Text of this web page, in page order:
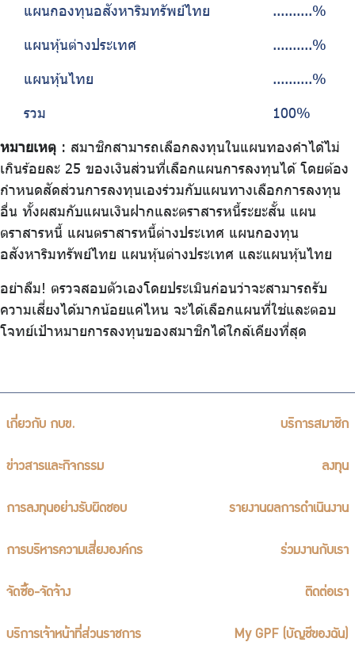
แผนกองทุนอสังหาริมทรัพย์ไทย
แผนหุ้นต่างประเทศ
แผนหุ้นไทย
รวม
..........%
..........%
..........%
100%
หมายเหตุ : สมาชิกสามารถเลือกลงทุนในแผนทองคำได้ไม่
เกินร้อยละ 25 ของเงินส่วนที่เลือกแผนการลงทุนได้ โดยต้อง
กำหนดสัดส่วนการลงทุนเองร่วมกับแผนทางเลือกการลงทุน
อื่น ทั้งผสมกับแผนเงินฝากและตราสารหนี้ระยะสั้น แผน
ตราสารหนี้ แผนตราสารหนี้ต่างประเทศ แผนกองทุน
อสังหาริมทรัพย์ไทย แผนหุ้นต่างประเทศ และแผนหุ้นไทย
อย่าลืม! ตรวจสอบตัวเองโดยประเมินก่อนว่าจะสามารถรับ
ความเสี่ยงได้มากน้อยแค่ไหน จะได้เลือกแผนที่ใช่และตอบ
โจทย์เป้าหมายการลงทุนของสมาชิกได้ใกล้เคียงที่สุด
เกี่ยวกับ กบข. บริการสมาชิก
ข่าวสารและกิจกรรม ลงทุน
การลงทุนอย่างรับผิดชอบ รายงานผลการดำเนินงาน
การบริหารความเสี่ยงองค์กร ร่วมงานกับเรา
จัดซื้อ-จัดจ้าง ติดต่อเรา
บริการเจ้าหน้าที่ส่วนราชการ My GPF (บัญชีของฉัน)